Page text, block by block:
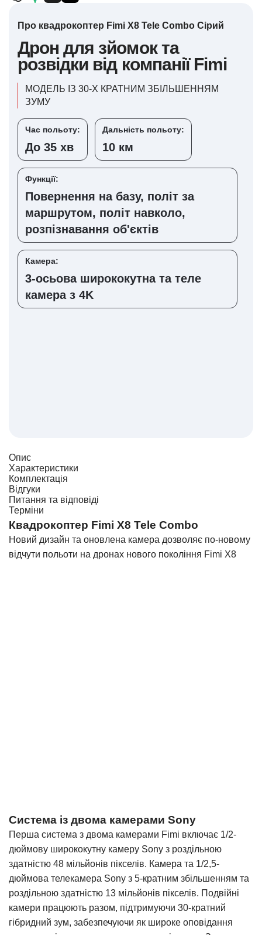
Про квадрокоптер Fimi X8 Tele Combo Сірий
Дрон для зйомок та
розвідки від компанії Fimi
МОДЕЛЬ ІЗ 30-Х КРАТНИМ ЗБІЛЬШЕННЯМ
ЗУМУ
Час польоту:
До 35 хв
Дальність польоту:
10 км
Функції:
Повернення на базу, політ за
маршрутом, політ навколо,
розпізнавання об'єктів
Камера:
3-осьова ширококутна та теле
камера з 4K
Опис
Характеристики
Комплектація
Відгуки
Питання та відповіді
Терміни
Квадрокоптер Fimi X8 Tele Combo
Новий дизайн та оновлена ​​камера дозволяє по-новому
відчути польоти на дронах нового покоління Fimi X8
Система із двома камерами Sony
Перша система з двома камерами Fimi включає 1/2-
дюймову ширококутну камеру Sony з роздільною
здатністю 48 мільйонів пікселів. Камера та 1/2,5-
дюймова телекамера Sony з 5-кратним збільшенням та
роздільною здатністю 13 мільйонів пікселів. Подвійні
камери працюють разом, підтримуючи 30-кратний
гібридний зум, забезпечуючи як широке оповідання